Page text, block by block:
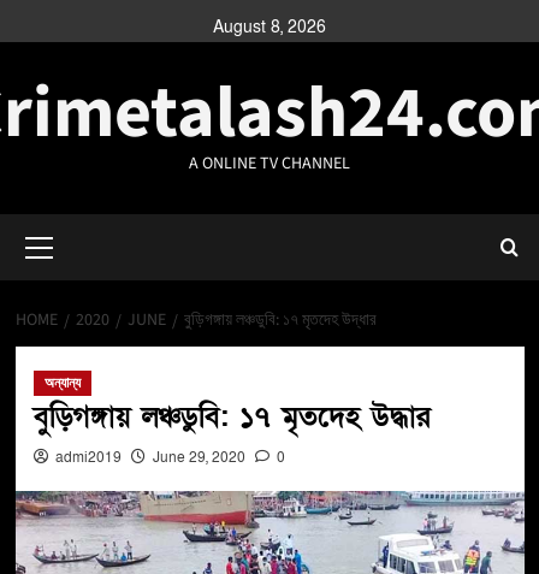
August 8, 2026
A ONLINE TV CHANNEL
HOME 2020 JUNE বুড়িগঙ্গায় লঞ্চডুবি: ১৭ মৃতদেহ উদ্ধার
অন্যান্য
বুড়িগঙ্গায় লঞ্চডুবি: ১৭ মৃতদেহ উদ্ধার
admi2019 June 29, 2020 0